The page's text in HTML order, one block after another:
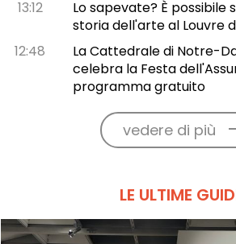
13:12
Lo sapevate? È possibile
storia dell'arte al Louvre
12:48
La Cattedrale di Notre-
celebra la Festa
programma gratuito
vedere di più
LE ULTIME